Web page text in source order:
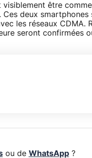
être
deux
les réseaux CDMA.
seront confirmées
ou de WhatsApp?